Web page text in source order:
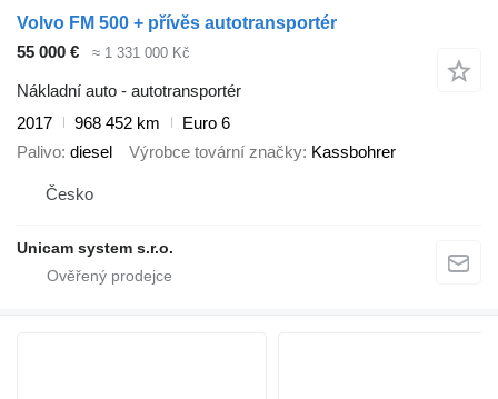
Volvo FM 500 + přívěs autotransportér
55 000 €
≈ 1 331 000 Kč
Nákladní auto - autotransportér
2017
968 452 km
Euro 6
Palivo diesel Výrobce tovární značky Kassbohrer
Česko
Unicam system s.r.o.